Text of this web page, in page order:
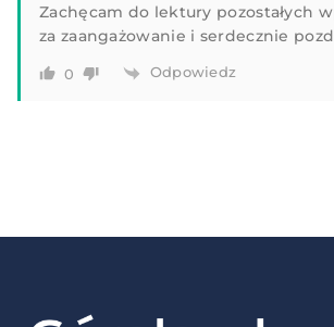
Zachęcam do lektury pozostałych
za zaangażowanie i serdecznie
0 Odpowiedz